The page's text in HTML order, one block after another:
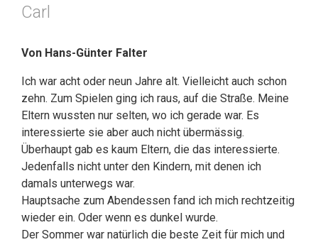
Carl
Von Hans-Günter Falter
Ich war acht oder neun Jahre alt. Vielleicht auch schon
zehn. Zum Spielen ging ich raus, auf die Straße. Meine
Eltern wussten nur selten, wo ich gerade war. Es
interessierte sie aber auch nicht übermässig.
Überhaupt gab es kaum Eltern, die das interessierte.
Jedenfalls nicht unter den Kindern, mit denen ich
damals unterwegs war.
Hauptsache zum Abendessen fand ich mich rechtzeitig
wieder ein. Oder wenn es dunkel wurde.
Der Sommer war natürlich die beste Zeit für mich und